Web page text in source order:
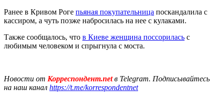
Ранее в Кривом Роге пьяная покупательница поскандалила с
кассиром, а чуть позже набросилась на нее с кулаками.
Также сообщалось, что в Киеве женщина поссорилась с
любимым человеком и спрыгнула с моста.
Новости от Корреспондент.netв Telegram. Подписывайтесь
на наш канал https://t.me/korrespondentnet